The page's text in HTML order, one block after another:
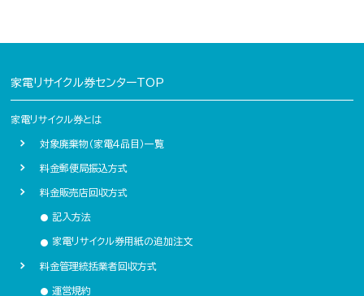
家電リサイクル券センターTOP
家電リサイクル券とは
対象廃棄物（家電４品目）一覧
料金郵便局振込方式
料金販売店回収方式
● 記入方法
● 家電リサイクル券用紙の追加注文
料金管理統括業者回収方式
● 運営規約